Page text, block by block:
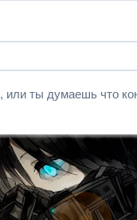
ты думаешь что